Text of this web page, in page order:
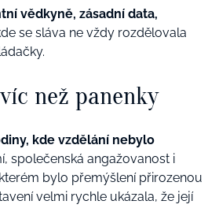
vědkyně, zásadní data,
se sláva ne vždy rozdělovala
než panenky
kde vzdělání nebylo
společenská angažovanost i
bylo přemýšlení přirozenou
velmi rychle ukázala, že její